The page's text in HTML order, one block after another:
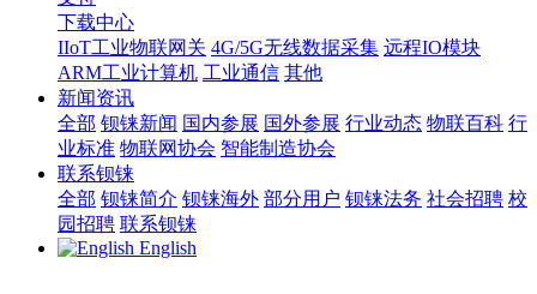
下载中心
IIoT工业物联网关 4G/5G无线数据采集 远程IO模块
ARM工业计算机 工业通信 其他
新闻资讯
全部 钡铼新闻 国内参展 国外参展 行业动态 物联百科 行
业标准 物联网协会 智能制造协会
联系钡铼
全部 钡铼简介 钡铼海外 部分用户 钡铼法务 社会招聘 校
园招聘 联系钡铼
English